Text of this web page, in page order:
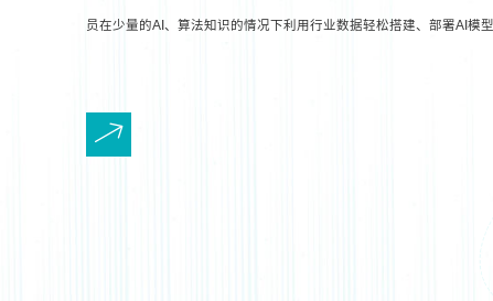
员在少量的AI、算法知识的情况下利用行业数据轻松搭建、部署AI模